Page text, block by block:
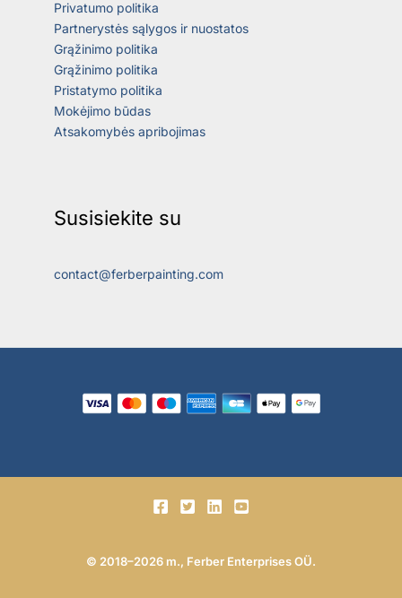
Privatumo politika
Partnerystės sąlygos ir nuostatos
Grąžinimo politika
Grąžinimo politika
Pristatymo politika
Mokėjimo būdas
Atsakomybės apribojimas
Susisiekite su
contact@ferberpainting.com
© 2018–2026 m., Ferber Enterprises OÜ.